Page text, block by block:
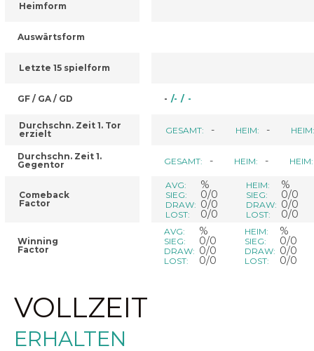
Heimform
Auswärtsform
Letzte 15 spielform
GF / GA / GD
Durchschn. Zeit 1. Tor
erzielt
Durchschn. Zeit 1.
Gegentor
Comeback
Factor
Winning
Factor
- /- / -
GESAMT: - HEIM: - HEIM:
GESAMT: - HEIM: - HEIM:
AVG: %
SIEG: 0/0
DRAW: 0/0
LOST: 0/0
HEIM: %
SIEG: 0/0
DRAW: 0/0
LOST: 0/0
AVG: %
SIEG: 0/0
DRAW: 0/0
LOST: 0/0
HEIM: %
SIEG: 0/0
DRAW: 0/0
LOST: 0/0
VOLLZEIT
ERHALTEN